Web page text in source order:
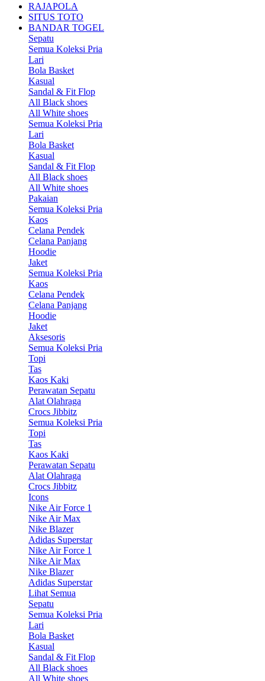
RAJAPOLA
SITUS TOTO
BANDAR TOGEL
Sepatu
Semua Koleksi Pria
Lari
Bola Basket
Kasual
Sandal & Fit Flop
All Black shoes
All White shoes
Semua Koleksi Pria
Lari
Bola Basket
Kasual
Sandal & Fit Flop
All Black shoes
All White shoes
Pakaian
Semua Koleksi Pria
Kaos
Celana Pendek
Celana Panjang
Hoodie
Jaket
Semua Koleksi Pria
Kaos
Celana Pendek
Celana Panjang
Hoodie
Jaket
Aksesoris
Semua Koleksi Pria
Topi
Tas
Kaos Kaki
Perawatan Sepatu
Alat Olahraga
Crocs Jibbitz
Semua Koleksi Pria
Topi
Tas
Kaos Kaki
Perawatan Sepatu
Alat Olahraga
Crocs Jibbitz
Icons
Nike Air Force 1
Nike Air Max
Nike Blazer
Adidas Superstar
Nike Air Force 1
Nike Air Max
Nike Blazer
Adidas Superstar
Lihat Semua
Sepatu
Semua Koleksi Pria
Lari
Bola Basket
Kasual
Sandal & Fit Flop
All Black shoes
All White shoes